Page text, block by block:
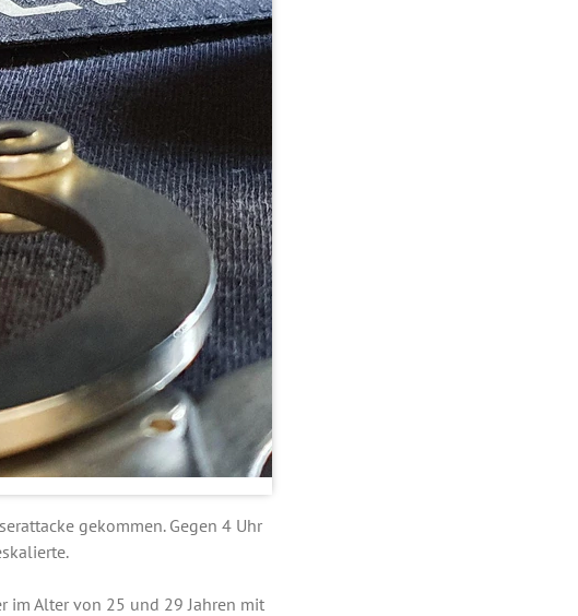
gekommen. Gegen 4 Uhr
im Alter von 25 und 29 Jahren mit